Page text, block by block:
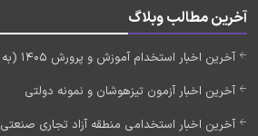
آخرین مطالب وبلاگ
آخرین اخبار استخدام آموزش و پرورش 1405 (به زودی)
آخرین اخبار آزمون تیزهوشان و نمونه دولتی
آخرین اخبار استخدامی منطقه آزاد تجاری صنعتی 1405